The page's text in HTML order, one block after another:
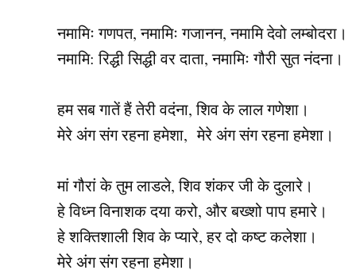
नमामिः गणपत, नमामिः गजानन, नमामि देवो लम्बोदरा।
नमामि: रिद्धी सिद्धी वर दाता, नमामिः गौरी सुत नंदना।
हम सब गातें हैं तेरी वदंना, शिव के लाल गणेशा।
मेरे अंग संग रहना हमेशा, मेरे अंग संग रहना हमेशा।
मां गौरां के तुम लाडले, शिव शंकर जी के दुलारे।
हे विध्न विनाशक दया करो, और बख्शो पाप हमारे।
हे शक्तिशाली शिव के प्यारे, हर दो कष्ट कलेशा।
मेरे अंग संग रहना हमेशा।